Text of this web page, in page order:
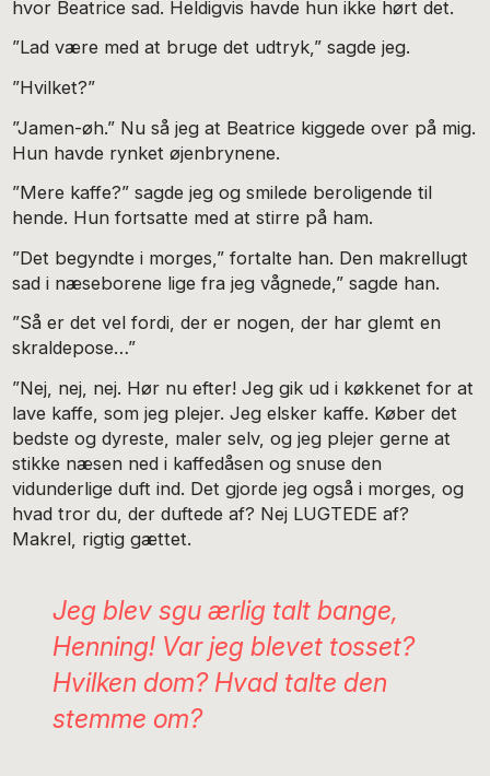
hvor Beatrice sad. Heldigvis havde hun ikke hørt det.
”Lad være med at bruge det udtryk,” sagde jeg.
”Hvilket?”
”Jamen-øh.” Nu så jeg at Beatrice kiggede over på mig.
Hun havde rynket øjenbrynene.
”Mere kaffe?” sagde jeg og smilede beroligende til
hende. Hun fortsatte med at stirre på ham.
”Det begyndte i morges,” fortalte han. Den makrellugt
sad i næseborene lige fra jeg vågnede,” sagde han.
”Så er det vel fordi, der er nogen, der har glemt en
skraldepose…”
”Nej, nej, nej. Hør nu efter! Jeg gik ud i køkkenet for at
lave kaffe, som jeg plejer. Jeg elsker kaffe. Køber det
bedste og dyreste, maler selv, og jeg plejer gerne at
stikke næsen ned i kaffedåsen og snuse den
vidunderlige duft ind. Det gjorde jeg også i morges, og
hvad tror du, der duftede af? Nej LUGTEDE af?
Makrel, rigtig gættet.
Jeg blev sgu ærlig talt bange,
Henning! Var jeg blevet tosset?
Hvilken dom? Hvad talte den
stemme om?